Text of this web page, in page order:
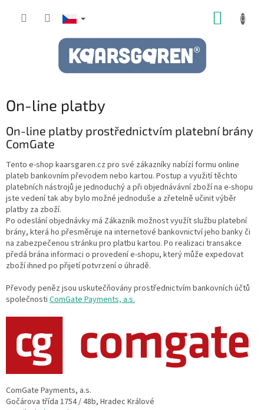
On-line platby
On-line platby prostřednictvím platební brány
ComGate
Tento e-shop kaarsgaren.cz pro své zákazníky nabízí formu online
plateb bankovním převodem nebo kartou. Postup a využití těchto
platebních nástrojů je jednoduchý a při objednávávní zboží na e-shopu
jste vedení tak aby bylo možné jednoduše a zřetelně učinit výběr
platby za zboží.
Po odeslání objednávky má Zákazník možnost využít službu platební
brány, která ho přesměruje na internetové bankovnictví jeho banky či
na zabezpečenou stránku pro platbu kartou. Po realizaci transakce
předá brána informaci o provedení e-shopu, který může expedovat
zboží ihned po přijetí potvrzení o úhradě.
Převody peněz jsou uskutečňovány prostřednictvím bankovních účtů
společnosti ComGate Payments, a.s.
ComGate Payments, a.s.
Gočárova třída 1754 / 48b, Hradec Králové